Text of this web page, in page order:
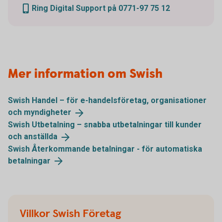
Ring Digital Support på 0771-97 75 12
Mer information om Swish
Swish Handel – för e-handelsföretag, organisationer
och myndigheter
Swish Utbetalning – snabba utbetalningar till kunder
och anställda
Swish Återkommande betalningar - för automatiska
betalningar
Villkor Swish Företag